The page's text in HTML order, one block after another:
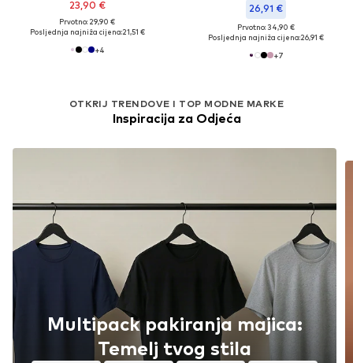
23,90 €
Prvotno: 29,90 €
Posljednja najniža cijena:21,51 €
+4
26,91 €
Prvotno: 34,90 €
Posljednja najniža cijena:26,91 €
+7
OTKRIJ TRENDOVE I TOP MODNE MARKE
Inspiracija za Odjeća
Multipack pakiranja majica:
Temelj tvog stila